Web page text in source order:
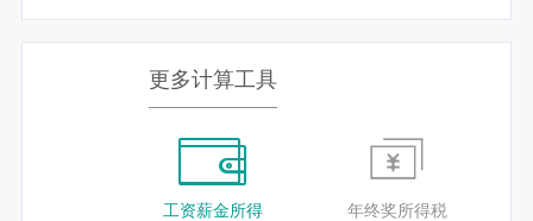
更多计算工具
工资薪金所得 年终奖所得税